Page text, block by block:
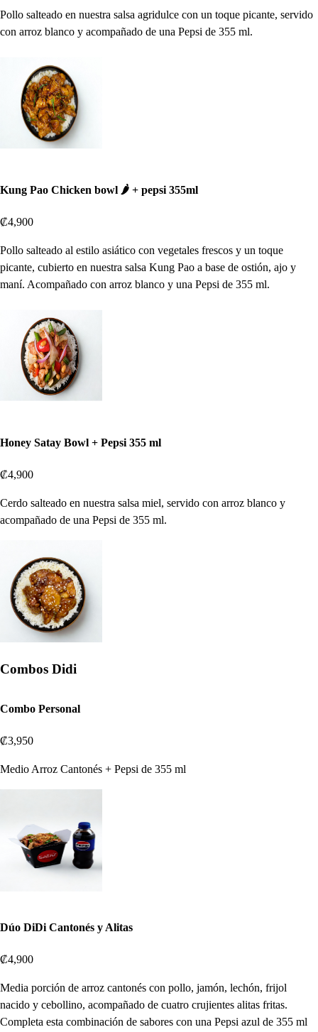
Pollo salteado en nuestra salsa agridulce con un toque picante, servido
con arroz blanco y acompañado de una Pepsi de 355 ml.
Kung Pao Chicken bowl 🌶️ + pepsi 355ml
₡4,900
Pollo salteado al estilo asiático con vegetales frescos y un toque
picante, cubierto en nuestra salsa Kung Pao a base de ostión, ajo y
maní. Acompañado con arroz blanco y una Pepsi de 355 ml.
Honey Satay Bowl + Pepsi 355 ml
₡4,900
Cerdo salteado en nuestra salsa miel, servido con arroz blanco y
acompañado de una Pepsi de 355 ml.
Combos Didi
Combo Personal
₡3,950
Medio Arroz Cantonés + Pepsi de 355 ml
Dúo DiDi Cantonés y Alitas
₡4,900
Media porción de arroz cantonés con pollo, jamón, lechón, frijol
nacido y cebollino, acompañado de cuatro crujientes alitas fritas.
Completa esta combinación de sabores con una Pepsi azul de 355 ml